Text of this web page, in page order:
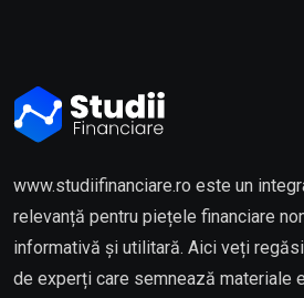
www.studiifinanciare.ro este un
relevanță pentru piețele financiare
informativă și utilitară. Aici veți
de experți care semnează materiale